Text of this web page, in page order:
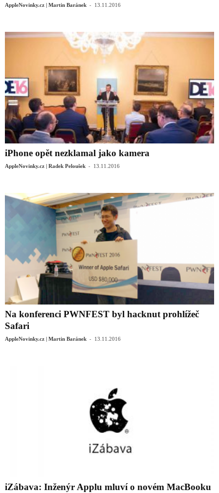
AppleNovinky.cz | Martin Baránek - 13.11.2016
iPhone opět nezklamal jako kamera
AppleNovinky.cz | Radek Peloušek - 13.11.2016
Na konferenci PWNFEST byl hacknut prohlížeč
Safari
AppleNovinky.cz | Martin Baránek - 13.11.2016
iZábava: Inženýr Applu mluví o novém MacBooku